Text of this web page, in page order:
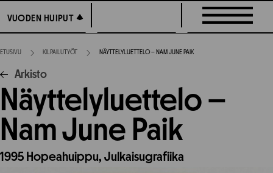
suoraan
sisältöön
VUODEN HUIPUT
VUODEN HUIPUT
ETUSIVU KILPAILUTYÖT NÄYTTELYLUETTELO – NAM JUNE PAIK
Arkisto
Näyttelyluettelo –
Nam June Paik
1995 Hopeahuippu, Julkaisugrafiika